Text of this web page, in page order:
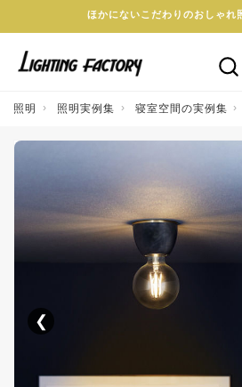
ほかにないこだわりのおしゃれ
照明 照明実例集 寝室空間の実例集
❮